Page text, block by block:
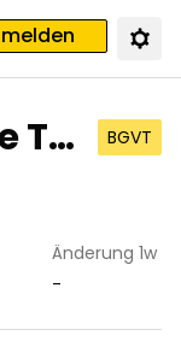
To
BGVT
Änderung 1w
-